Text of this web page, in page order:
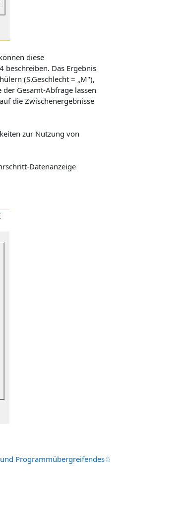
diese
beschreiben. Das Ergebnis
(S.Geschlecht = „M"),
Gesamt-Abfrage lassen
die Zwischenergebnisse
zur Nutzung von
Datenanzeige
Programmübergreifendes♘